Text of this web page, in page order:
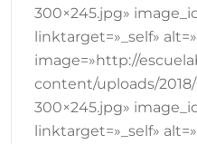
300×245.jpg»
linktarget=»_self»
image=»http://
content/uploads/
300×245.jpg»
linktarget=»_self»